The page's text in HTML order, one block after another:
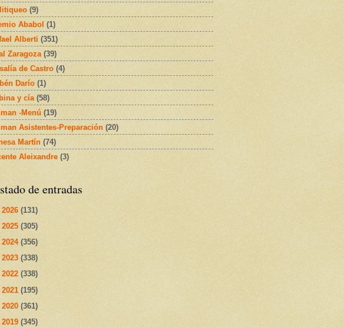
(9)
Ababol (1)
Alberti (351)
Zaragoza (39)
de Castro (4)
Darío (1)
y cía (58)
-Menú (19)
Asistentes-Preparación (20)
Martín (74)
Aleixandre (3)
de entradas
2026 (131)
2025 (305)
2024 (356)
2023 (338)
2022 (338)
2021 (195)
2020 (361)
2019 (345)